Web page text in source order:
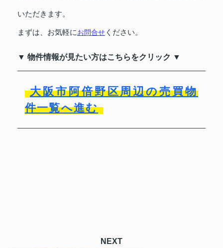
いただきます。
まずは、お気軽にお問合せ ください。
▼ 物件情報が見たい方はこちらをクリック ▼
大阪市阿倍野区周辺の売買物
件一覧へ進む
NEXT